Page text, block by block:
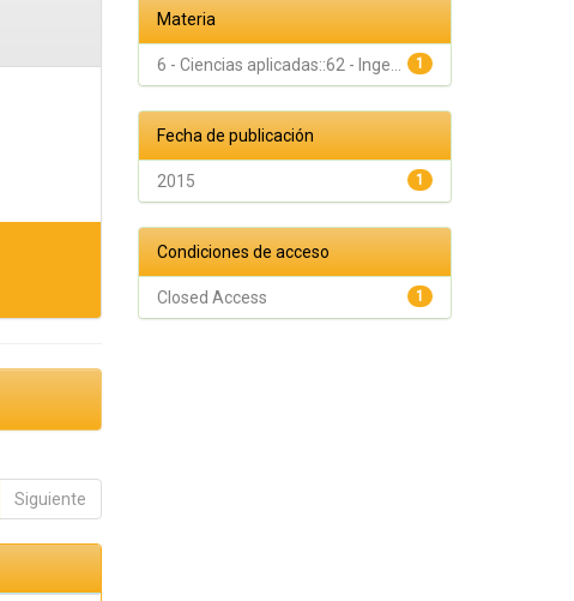
Siguiente
Materia
1
6 - Ciencias aplicadas::62 - Inge...
Fecha de publicación
1
2015
Condiciones de acceso
1
Closed Access